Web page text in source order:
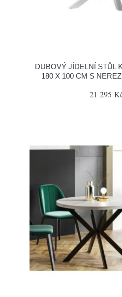
DUBOVÝ JÍDELNÍ STŮL
180 X 100 CM S
21 295